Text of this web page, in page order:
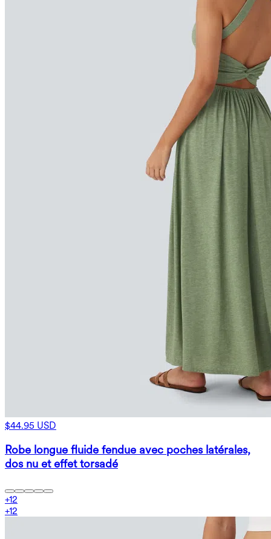
$44.95 USD
Robe longue fluide fendue avec poches latérales,
dos nu et effet torsadé
+12
+12